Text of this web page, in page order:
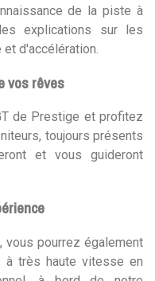
de la piste à
explications sur les
d'accélération.
vos rêves
de Prestige et profitez
toujours présents
et vous guideront
pourrez également
très haute vitesse en